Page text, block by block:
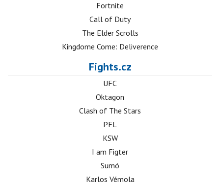
Fortnite
Call of Duty
The Elder Scrolls
Kingdome Come: Deliverence
Fights.cz
UFC
Oktagon
Clash of The Stars
PFL
KSW
I am Figter
Sumó
Karlos Vémola